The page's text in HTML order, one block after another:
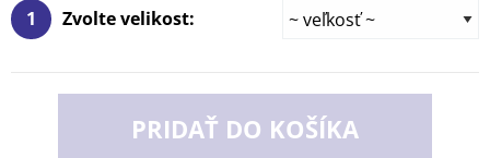
1 Zvolte velikost:
PRIDAŤ DO KOŠÍKA